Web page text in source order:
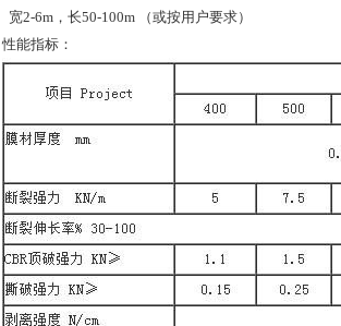
宽2-6m，长50-100m （或按用户要求）
性能指标：